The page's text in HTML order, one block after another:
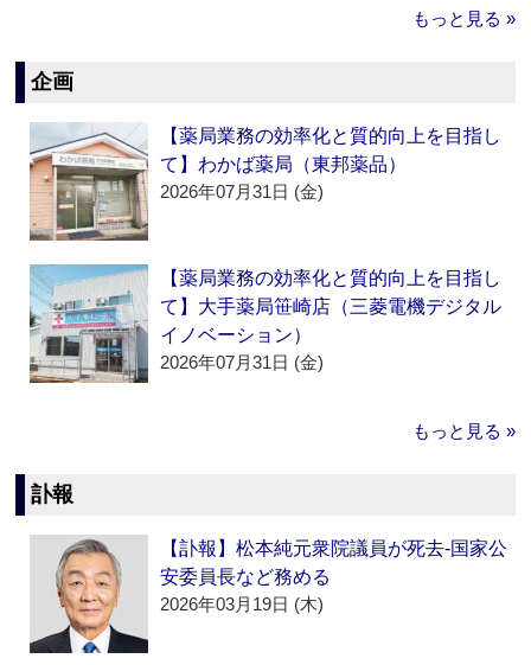
もっと見る »
企画
【薬局業務の効率化と質的向上を目指し
て】わかば薬局（東邦薬品）
2026年07月31日 (金)
【薬局業務の効率化と質的向上を目指し
て】大手薬局笹崎店（三菱電機デジタル
イノベーション）
2026年07月31日 (金)
もっと見る »
訃報
【訃報】松本純元衆院議員が死去‐国家公
安委員長など務める
2026年03月19日 (木)